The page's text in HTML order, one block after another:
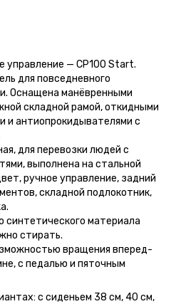
управление — CP100 Start.
для повседневного
Оснащена манёвренными
складной рамой, откидными
и антиопрокидывателями с
для перевозки людей с
выполнена на стальной
ручное управление, задний
складной подлокотник,
синтетического материала
стирать.
вращения вперед-
с педалью и пяточным
с сиденьем 38 см, 40 см,